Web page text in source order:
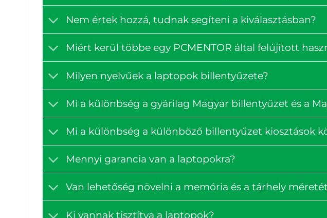
Nem értek hozzá, tudnak segíteni a kiválasztásban?
Miért kerül többe egy PCMENTOR által felújított
Milyen nyelvűek a laptopok billentyűzete?
Mi a különbség a gyárilag Magyar billentyűzet és a
Mi a különbség a különböző billentyűzet kiosztások
Mennyi garancia van a laptopokra?
Van lehetőség növelni a memória és a tárhely
Ki vannak tisztítva a laptopok?